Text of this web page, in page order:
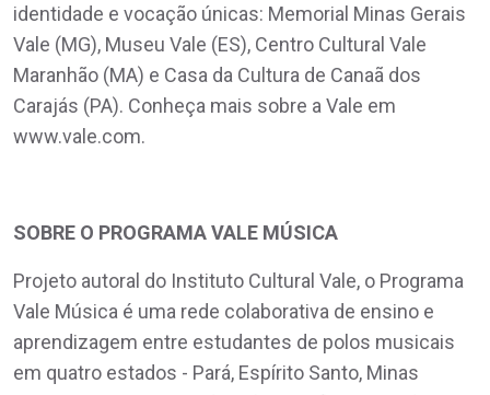
identidade e vocação únicas: Memorial Minas Gerais
Vale (MG), Museu Vale (ES), Centro Cultural Vale
Maranhão (MA) e Casa da Cultura de Canaã dos
Carajás (PA). Conheça mais sobre a Vale em
www.vale.com.
SOBRE O PROGRAMA VALE MÚSICA
Projeto autoral do Instituto Cultural Vale, o Programa
Vale Música é uma rede colaborativa de ensino e
aprendizagem entre estudantes de polos musicais
em quatro estados - Pará, Espírito Santo, Minas